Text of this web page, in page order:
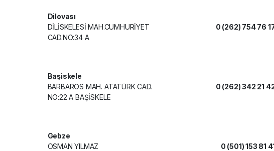
Dilovası
DİLİSKELESİ MAH.CUMHURİYET
CAD.NO:34 A
0 (262) 754 76
Başiskele
BARBAROS MAH. ATATÜRK CAD.
NO:22 A BAŞİSKELE
0 (262) 342 21
Gebze
OSMAN YILMAZ
0 (501) 153 81